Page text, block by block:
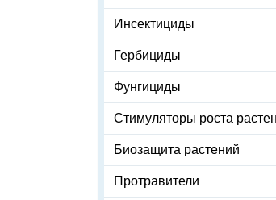
Инсектициды
Гербициды
Фунгициды
Стимуляторы роста
Биозащита растений
Протравители